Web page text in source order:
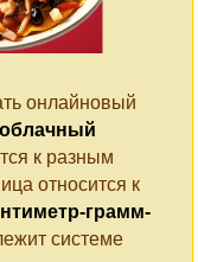
онлайновый
к разным
относится к
грамм-
системе